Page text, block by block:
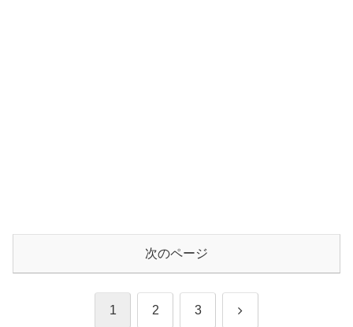
次のページ
1 2 3 次